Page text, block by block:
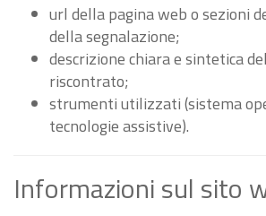
url della pagina web o sezioni
della segnalazione;
descrizione chiara e sintetica
riscontrato;
strumenti utilizzati (sistema
tecnologie assistive).
Informazioni sul sito